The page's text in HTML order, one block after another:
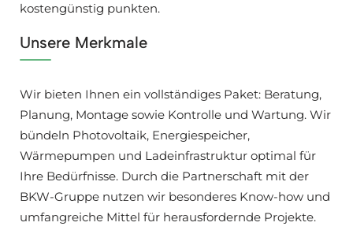
kostengünstig punkten.
Unsere Merkmale
Wir bieten Ihnen ein vollständiges Paket: Beratung,
Planung, Montage sowie Kontrolle und Wartung. Wir
bündeln Photovoltaik, Energiespeicher,
Wärmepumpen und Ladeinfrastruktur optimal für
Ihre Bedürfnisse. Durch die Partnerschaft mit der
BKW-Gruppe nutzen wir besonderes Know-how und
umfangreiche Mittel für herausfordernde Projekte.